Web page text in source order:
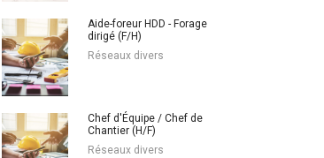
Aide-foreur HDD - Forage
dirigé (F/H)
Réseaux divers
Chef d'Équipe / Chef de
Chantier (H/F)
Réseaux divers